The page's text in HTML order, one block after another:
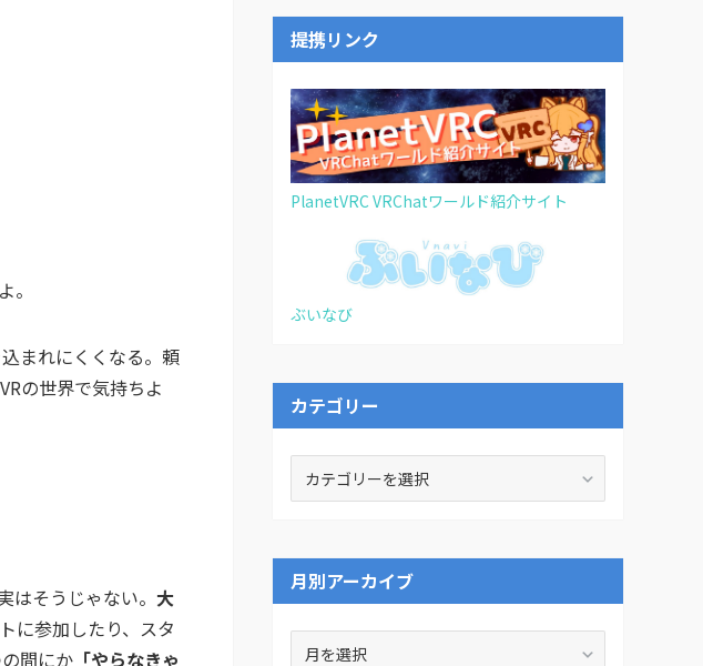
。
まれにくくなる。頼
の世界で気持ちよ
そうじゃない。 大
に参加したり、スタ
間にか 「やらなきゃ
提携リンク
PlanetVRC VRChatワールド紹介サイト
ぶいなび
カテゴリー
ー
月別アーカイブ